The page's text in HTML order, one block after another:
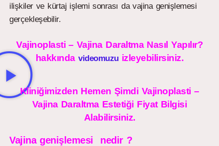
ilişkiler ve kürtaj işlemi sonrası da vajina genişlemesi
gerçekleşebilir.
Vajinoplasti – Vajina Daraltma Nasıl Yapılır?
hakkında videomuzuizleyebilirsiniz.
Kliniğimizden Hemen Şimdi Vajinoplasti –
Vajina Daraltma Estetiği Fiyat Bilgisi
Alabilirsiniz.
Vajina genişlemesi nedir ?